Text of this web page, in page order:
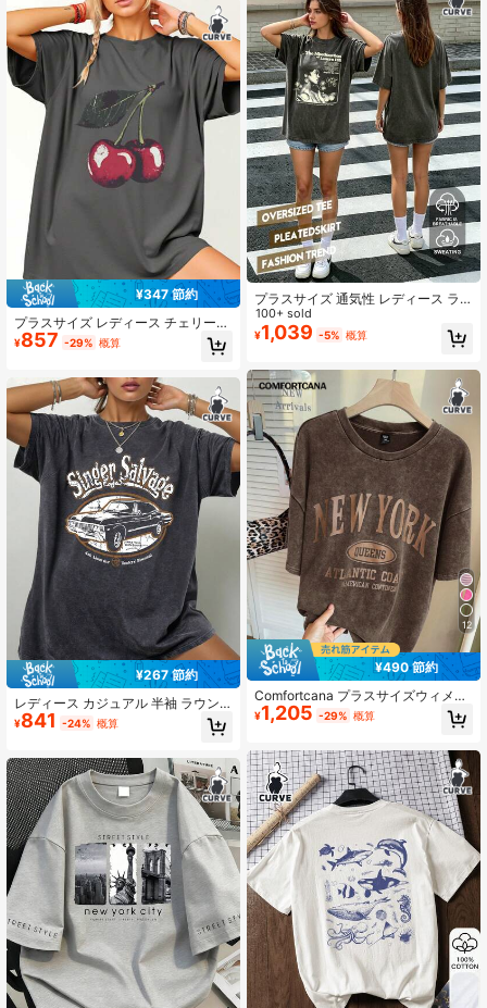
¥347 節約
プラスサイズ レディース チェリープ
リント ラウンドネック ルーズTシャ
ツ 夏用
¥857 -29% 概算
¥267 節約
レディース カジュアル 半袖 ラウン
ドネック プラスサイズ Tシャツ 夏用
¥841 -24% 概算
プラスサイズ 通気性 レディース ラ
ウンドネックTシャツ 春/夏旅行用 ル
ーズフィット ソフト素材 全体的に美
しく見せる カジュアル
100+ sold
¥1,039 -5% 概算
12
¥490 節約
Comfortcana プラスサイズウィメン
ズグラフィックTシャツ、プラスサイ
ズTシャツ、ストリートウェア、90
リントカジュアルミニマリストパタ
ーンクルーネック半袖ルーズTシャ
ツ、酸洗いビンテージニット加工ソ
フトな生地、夏春に適しています
¥1,205 -29% 概算